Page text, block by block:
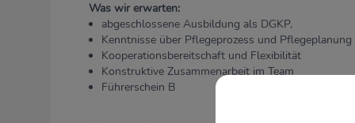
Was wir erwarten:
abgeschlossene Ausbildung als DGKP,
Kenntnisse über Pflegeprozess und Pflegeplanung
Kooperationsbereitschaft und Flexibilität
Konstruktive Zusammenarbeit im Team
Führerschein B